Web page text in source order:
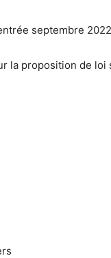
septembre 2022
la proposition de loi